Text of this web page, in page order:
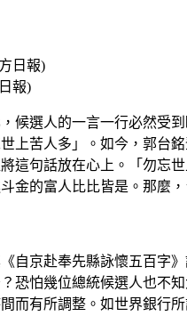
報)
候選人的一言一行必然受
上苦人多」。如今，郭台
這句話放在心上。「勿忘
金的富人比比皆是。那麼
自京赴奉先縣詠懷五百字
恐怕幾位總統候選人也不
而有所調整。如世界銀行